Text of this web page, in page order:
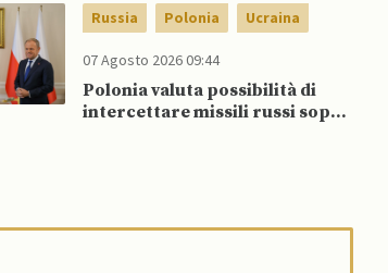
Russia Polonia Ucraina
07 Agosto 2026 09:44
Polonia valuta possibilità di
intercettare missili russi sopra